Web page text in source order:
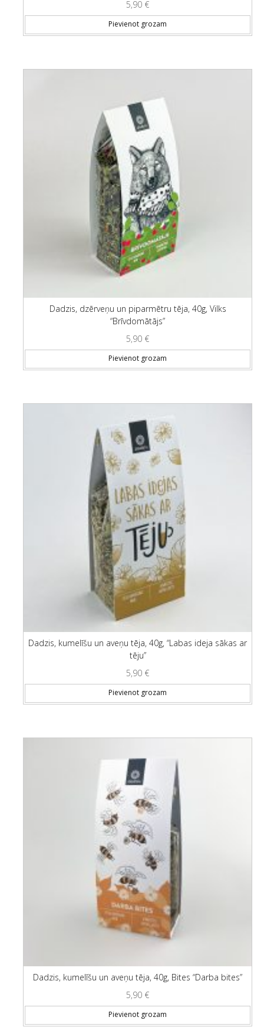
5,90 €
Pievienot grozam
Dadzis, dzērveņu un piparmētru tēja, 40g, Vilks
“Brīvdomātājs”
5,90 €
Pievienot grozam
Dadzis, kumelīšu un aveņu tēja, 40g, “Labas ideja sākas ar
tēju”
5,90 €
Pievienot grozam
Dadzis, kumelīšu un aveņu tēja, 40g, Bites “Darba bites”
5,90 €
Pievienot grozam